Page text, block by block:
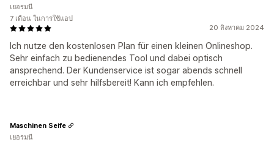
20 สิงหาคม 2024
Ich nutze den kostenlosen Plan für einen kleinen Onlineshop.
Sehr einfach zu bedienendes Tool und dabei optisch
ansprechend. Der Kundenservice ist sogar abends schnell
erreichbar und sehr hilfsbereit! Kann ich empfehlen.
เยอรมนี
7 เดือน ในการใช้แอป
Maschinen Seife
เยอรมนี